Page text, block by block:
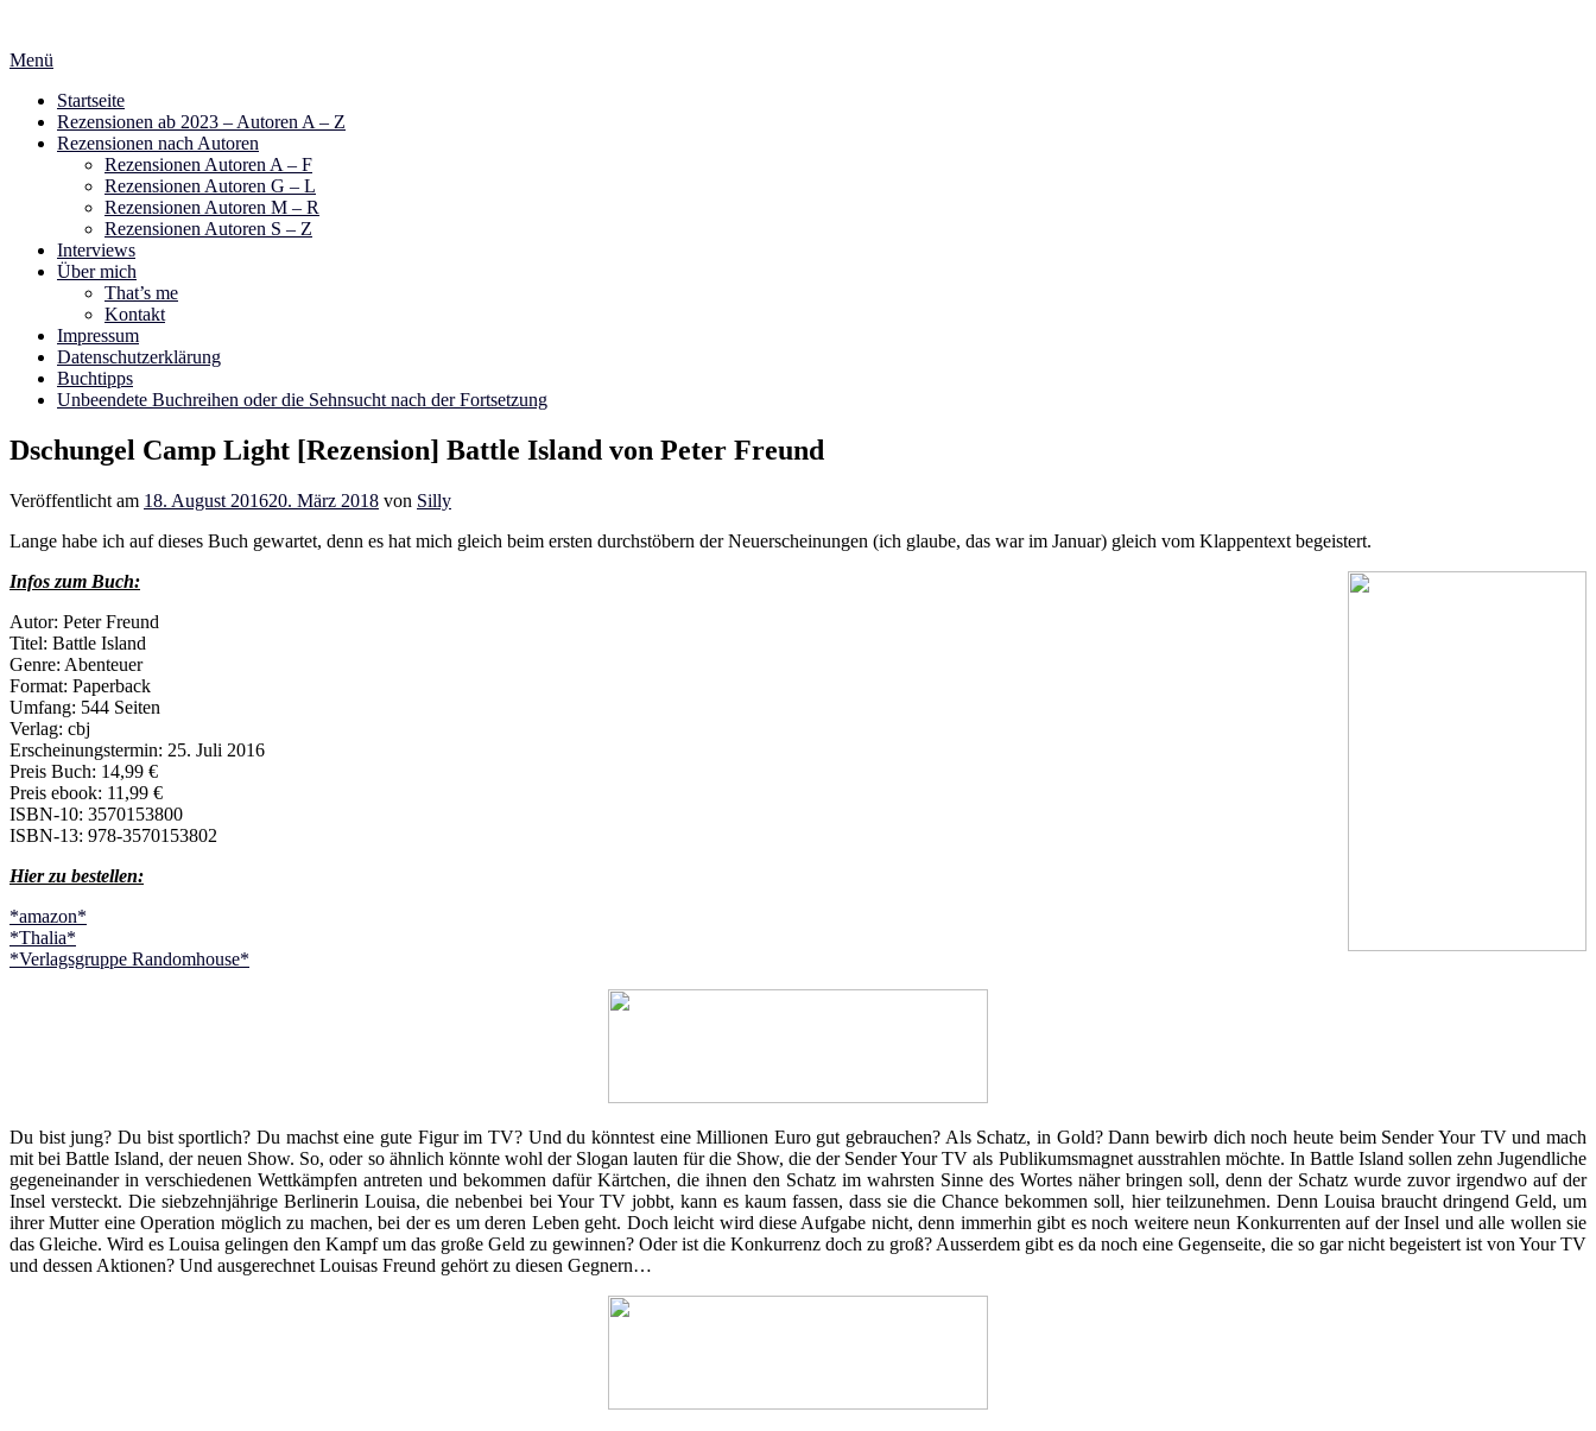
springen
Menü
Startseite
Rezensionen ab 2023 – Autoren A – Z
Rezensionen nach Autoren
Rezensionen Autoren A – F
Rezensionen Autoren G – L
Rezensionen Autoren M – R
Rezensionen Autoren S – Z
Interviews
Über mich
That’s me
Kontakt
Impressum
Datenschutzerklärung
Buchtipps
Unbeendete Buchreihen oder die Sehnsucht nach der Fortsetzung
Dschungel Camp Light [Rezension] Battle Island von Peter Freund
Veröffentlicht am 18. August 201620. März 2018 von Silly
Lange habe ich auf dieses Buch gewartet, denn es hat mich gleich beim ersten durchstöbern der Neuerscheinungen (ich glaube, das war im Januar) gleich vom Klappentext begeistert.
Infos zum Buch:
Autor: Peter Freund
Titel: Battle Island
Genre: Abenteuer
Format: Paperback
Umfang: 544 Seiten
Verlag: cbj
Erscheinungstermin: 25. Juli 2016
Preis Buch: 14,99 €
Preis ebook: 11,99 €
ISBN-10: 3570153800
ISBN-13: 978-3570153802
Hier zu bestellen:
*amazon*
*Thalia*
*Verlagsgruppe Randomhouse*
Du bist jung? Du bist sportlich? Du machst eine gute Figur im TV? Und du könntest eine Millionen Euro gut gebrauchen? Als Schatz, in Gold? Dann bewirb dich noch heute beim Sender Your TV und mach
mit bei Battle Island, der neuen Show. So, oder so ähnlich könnte wohl der Slogan lauten für die Show, die der Sender Your TV als Publikumsmagnet ausstrahlen möchte. In Battle Island sollen zehn Jugendliche
gegeneinander in verschiedenen Wettkämpfen antreten und bekommen dafür Kärtchen, die ihnen den Schatz im wahrsten Sinne des Wortes näher bringen soll, denn der Schatz wurde zuvor irgendwo auf der
Insel versteckt. Die siebzehnjährige Berlinerin Louisa, die nebenbei bei Your TV jobbt, kann es kaum fassen, dass sie die Chance bekommen soll, hier teilzunehmen. Denn Louisa braucht dringend Geld, um
ihrer Mutter eine Operation möglich zu machen, bei der es um deren Leben geht. Doch leicht wird diese Aufgabe nicht, denn immerhin gibt es noch weitere neun Konkurrenten auf der Insel und alle wollen sie
das Gleiche. Wird es Louisa gelingen den Kampf um das große Geld zu gewinnen? Oder ist die Konkurrenz doch zu groß? Ausserdem gibt es da noch eine Gegenseite, die so gar nicht begeistert ist von Your TV
und dessen Aktionen? Und ausgerechnet Louisas Freund gehört zu diesen Gegnern…